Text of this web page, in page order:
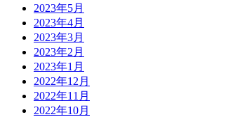
2023年5月
2023年4月
2023年3月
2023年2月
2023年1月
2022年12月
2022年11月
2022年10月